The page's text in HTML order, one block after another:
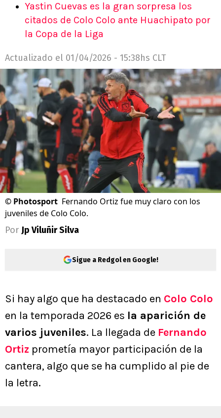
Yastin Cuevas es la gran sorpresa los
citados de Colo Colo ante Huachipato por
la Copa de la Liga
Actualizado el 01/04/2026 - 15:38hs CLT
© Photosport Fernando Ortiz fue muy claro con los
juveniles de Colo Colo.
Por Jp Viluñir Silva
Sigue a Redgol en Google!
Si hay algo que ha destacado en Colo Colo
en la temporada 2026 es la aparición de
varios juveniles. La llegada de Fernando
Ortiz prometía mayor participación de la
cantera, algo que se ha cumplido al pie de
la letra.